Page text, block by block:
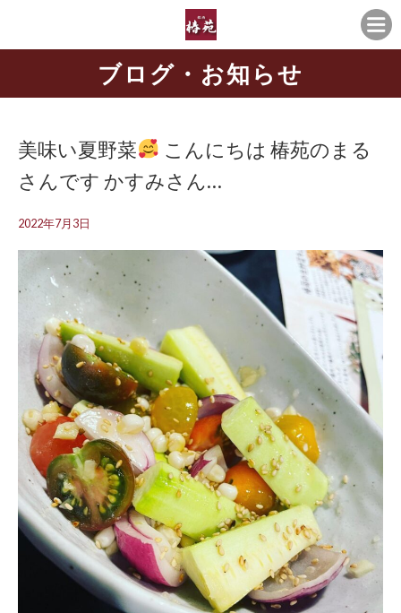
ブログ・お知らせ
美味い夏野菜 こんにちは 椿苑のまる
さんです かすみさん…
2022年7月3日